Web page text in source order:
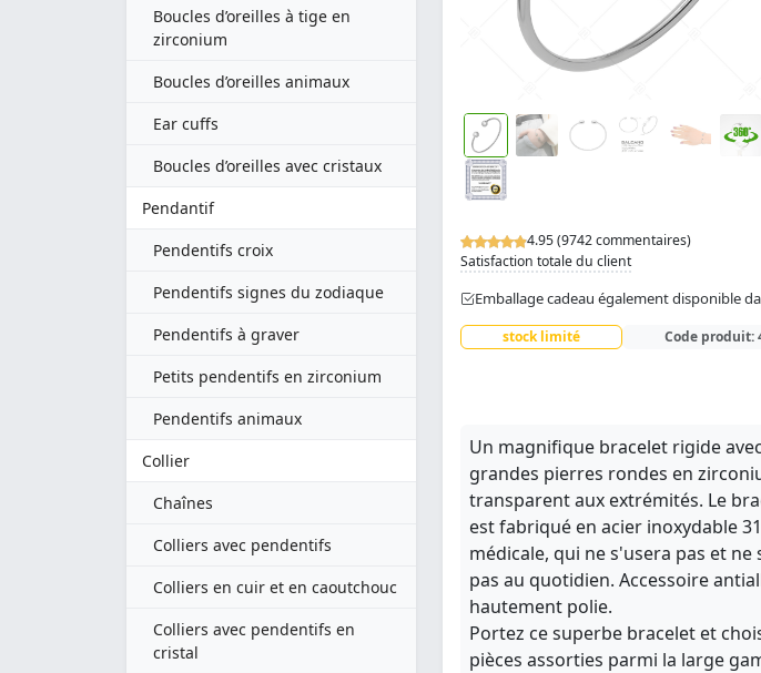
Boucles d’oreilles à tige en
zirconium
Boucles d’oreilles animaux
Ear cuffs
Boucles d’oreilles avec cristaux
Pendantif
Pendentifs croix
Pendentifs signes du zodiaque
Pendentifs à graver
Petits pendentifs en zirconium
Pendentifs animaux
Collier
Chaînes
Colliers avec pendentifs
Colliers en cuir et en caoutchouc
Colliers avec pendentifs en
cristal
4.95 (9742 commentaires)
Satisfaction totale du client
Emballage cadeau également disponible
stock limité Code produit:
Un magnifique bracelet rigide
grandes pierres rondes en
transparent aux extrémités. Le
est fabriqué en acier inoxydable
médicale, qui ne s'usera pas et ne
pas au quotidien. Accessoire
hautement polie.
Portez ce superbe bracelet et
pièces assorties parmi la large